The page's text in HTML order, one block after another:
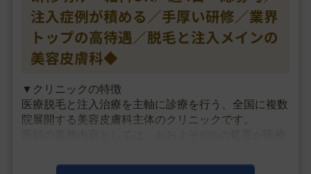
注入症例が積める／手厚い研修／業界
トップの高待遇／脱毛と注入メインの
美容皮膚科◆
▼クリニックの特徴
医療脱毛と注入治療を主軸に診療を行う、全国に複数
院展開する美容皮膚科主体のクリニックです。
ボツリヌストキシン注射・ヒアルロン酸注射のため、